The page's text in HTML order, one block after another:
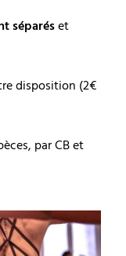
séparéset
disposition (2€
par CB et